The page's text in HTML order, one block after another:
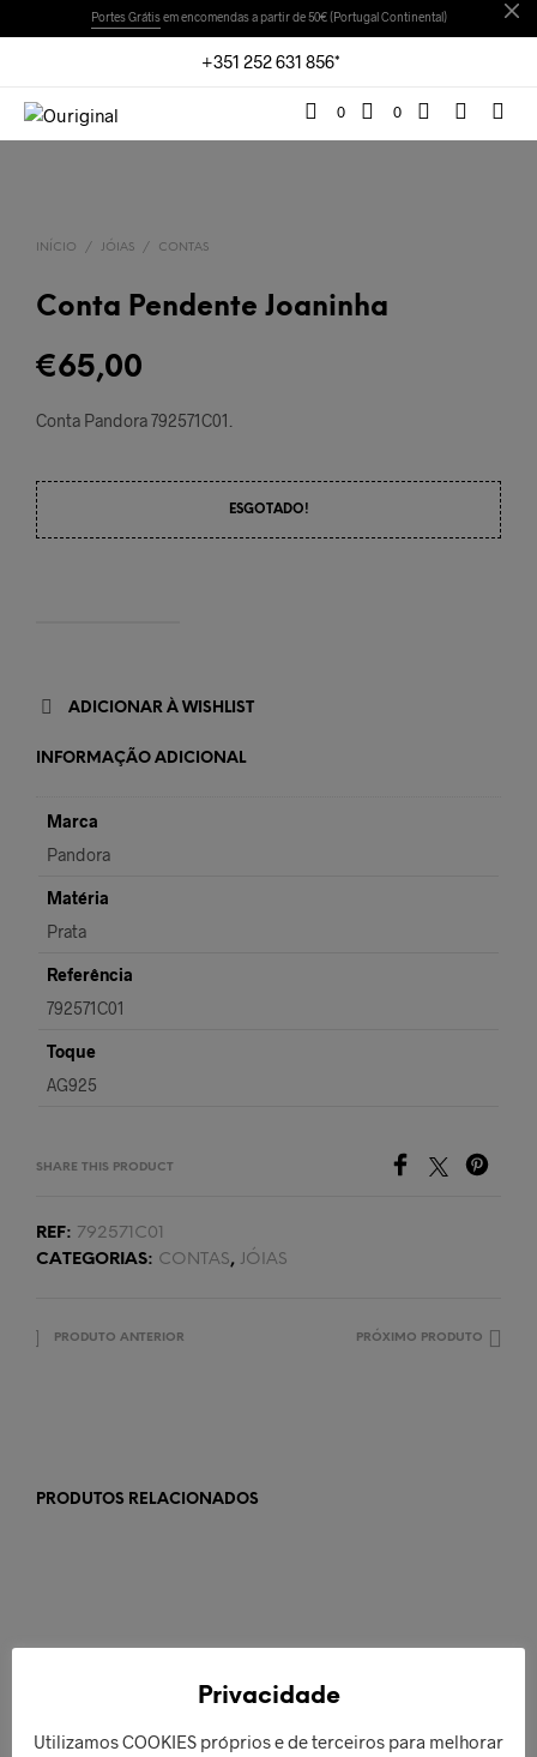
Portes Grátisem encomendas a partir de 50€ (Portugal Continental)
+351 252 631 856*
0 0
INÍCIO / JÓIAS / CONTAS
Conta Pendente Joaninha
€65,00
Conta Pandora 792571C01.
ESGOTADO!
ADICIONAR À WISHLIST
INFORMAÇÃO ADICIONAL
Marca
Pandora
Matéria
Prata
Referência
792571C01
Toque
AG925
SHARE THIS PRODUCT
REF: 792571C01
CATEGORIAS: CONTAS, JÓIAS
PRODUTO ANTERIOR PRÓXIMO PRODUTO
PRODUTOS RELACIONADOS
€ 62,00
Privacidade
Utilizamos COOKIES próprios e de terceiros para melhorar